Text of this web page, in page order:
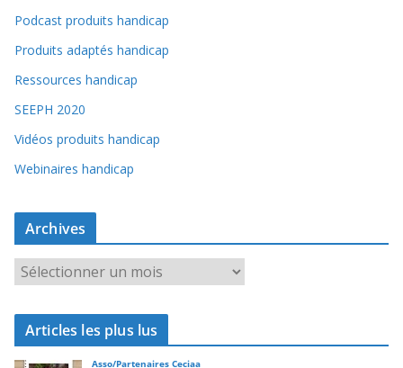
Podcast produits handicap
Produits adaptés handicap
Ressources handicap
SEEPH 2020
Vidéos produits handicap
Webinaires handicap
Archives
r
c
i
Articles les plus lus